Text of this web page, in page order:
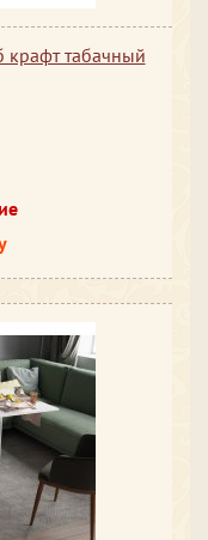
крафт табачный